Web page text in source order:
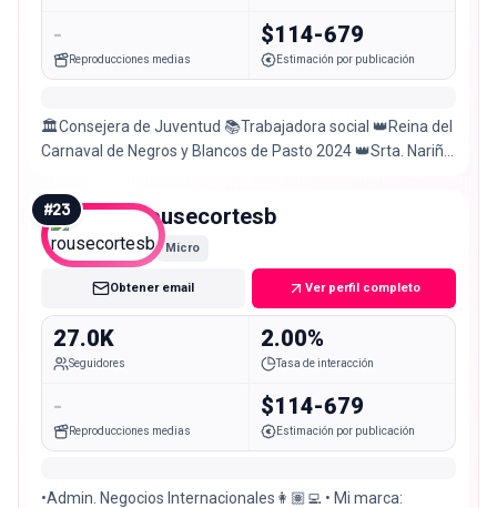
-
Reproducciones medias
$114-679
Estimación por publicación
🏛️Consejera de Juventud 📚Trabajadora social 👑Reina del
Carnaval de Negros y Blancos de Pasto 2024 👑Srta. Nariño
#23 rousecortesb
Micro
Obtener email Ver perfil completo
27.0K
Seguidores
2.00%
Tasa de interacción
-
Reproducciones medias
$114-679
Estimación por publicación
•Admin. Negocios Internacionales👩🏽‍💻 • Mi marca: